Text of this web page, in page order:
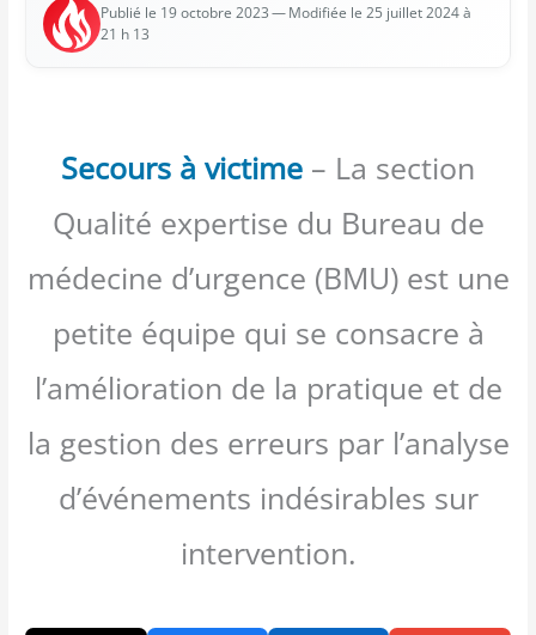
Publié le 19 octobre 2023 — Modi­fiée le 25 juillet 2024 à
21 h 13
Secours à victime – La section
Qualité expertise du Bureau de
médecine d’urgence (BMU) est une
petite équipe qui se consacre à
l’amélioration de la pratique et de
la gestion des erreurs par l’analyse
d’événements indésirables sur
intervention.